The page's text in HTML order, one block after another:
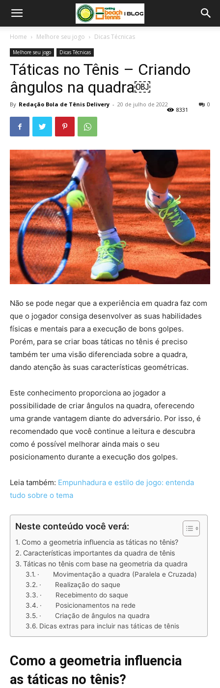
Home Melhore seu jogo Dicas Técnicas
Melhore seu jogo Dicas Técnicas
Táticas no Tênis – Criando
ângulos na quadra￼
By Redação Bola de Tênis Delivery - 20 de julho de 2022 0
8331
Não se pode negar que a experiência em quadra faz com
que o jogador consiga desenvolver as suas habilidades
físicas e mentais para a execução de bons golpes.
Porém, para se criar boas táticas no tênis é preciso
também ter uma visão diferenciada sobre a quadra,
dando atenção às suas características geométricas.
Este conhecimento proporciona ao jogador a
possibilidade de criar ângulos na quadra, oferecendo
uma grande vantagem diante do adversário. Por isso, é
recomendado que você continue a leitura e descubra
como é possível melhorar ainda mais o seu
posicionamento durante a execução dos golpes.
Leia também: Empunhadura e estilo de jogo: entenda
tudo sobre o tema
Neste conteúdo você verá:
Como a geometria influencia as táticas no tênis?
Características importantes da quadra de tênis
Táticas no tênis com base na geometria da quadra
· Movimentação a quadra (Paralela e Cruzada)
· Realização do saque
· Recebimento do saque
· Posicionamentos na rede
· Criação de ângulos na quadra
Dicas extras para incluir nas táticas de tênis
Como a geometria influencia
as táticas no tênis?